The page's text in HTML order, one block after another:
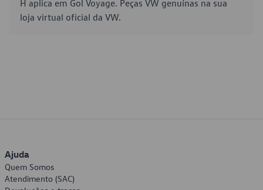
H aplica em Gol Voyage. Peças VW genuínas na sua
loja virtual oficial da VW.
Ajuda
Quem Somos
Atendimento (SAC)